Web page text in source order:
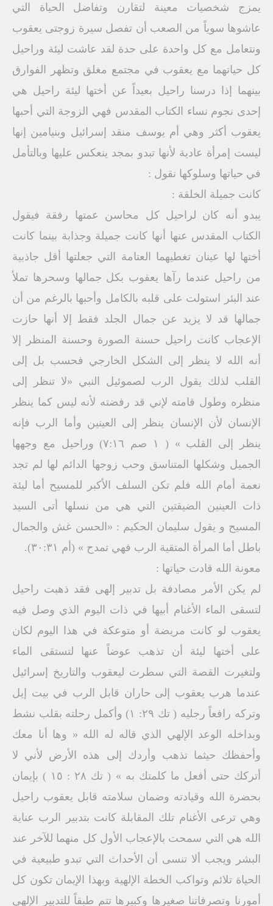
يمزج شخصيات معينة لتقارن وتفاضل الحياة التي
عاشوها سوياً من الصعب أن تفصل سيرة زوجتى يعقوب
ونتعامل مع كل واحدة على حدة لقد عاشت ليئة وراحيل
كل حياتهما مع يعقوب في مجتمع مغلق وتظهر الفوارق
بينهما إذا درسنا راحيل بعيداً عن أختها ليئة راحيل هي
إحدى نجوم نساء الكتاب المقدس فهي الزوجة التي أحبها
يعقوب أكثر وهي أم يوسف منقد إسرائيل وبنيامين إنها
ليست إمرأة عادية لأنها تبدو بمجد ينعكس عليها وبالتأمل
في حياتها وسلوكها نقول :
كانت جميلة الخلقة :
يبدو أنه كان لراحيل كل محاسن عمتها رفقة فيقول
الكتاب المقدس عنها أنها كانت جميلة وجذابة بينما كانت
أختها لها عينان تغطيهما العتامة التي جعلتها أقل جاذبية
من راحيل عندما رآها يعقوب بكل جمالها وسحرها تملأ
عند البئر استولت على قلبه بالكامل وأحبها بالرغم من أن
جمالها قد لا يزيد عن جمال الجلد فقط إلا أنها حازت
الإعجاب كانت راحيل حسنة الصورة وحسنة المنظر إلا
أنه الله لا ينظر إلى الشكل الخارجي فحسب بل إلى
القلب لذلك يقول الرب لصموئيل النبي «لا تنظر إلى
منظره وطول قامته لإني قد رفضته لأنه ليس كما ينظر
الإنسان لأن الإنسان ينظر إلى العينين وأما الرب فإنه
ينظر إلى القلب » ( ١ صم ٧:١٦) وراحيل مع وجهها
الجميل وشكلها المتناسق وحب زوجها الدائم لها لم تجد
نعمة أمام الله فلم تكن السلف الأكبر للمسيح أما ليئة
ذات العينين الضيقتين التي هي من نسلها أتى السيد
المسيح و يقول سليمان الحكيم : «الحسن غش والجمال
باطل أما المرأة المتقية الرب فهي تمدح » (أم ٣٠:٣١).
معونة الله قادت حياتها :
لم يكن الأمر مصادفة بل تدبير إلهى فقد ذهبت راحيل
لتسقى الماء الأغنام أبيها في ذات اليوم الذي وصل فيه
يعقوب لو كانت مريضة أو متوعكة في هذا اليوم لكان
على أختها ليئة أن تذهب عوضاً عنها لتستقى الماء
ولتغيرت القصة التي سطرت ليعقوب والتاريخ إسرائيل
عندما هرب يعقوب إلى حاران قابل الرب في بيت إيل
وتركه رافعاً رجليه ( تك ۲۹: ۱) وأكمل رحلته بقلب نشط
وبداخله الوعد الإلهي الذي قاله له الله « وها أنا معك
وأحفظك حيثما تذهب وأردك إلى هذه الأرض لأني لا
أتركك حتى أفعل ما كلمتك به » ( تك ۲۸ : ١٥ ) بإيمان
بحضرة الله وقيادته وضمان سلامته قابل يعقوب راحيل
وهي ترعى الأغنام تلك المقابلة كانت بتدبير الرب عناية
الله هي التي سمحت بالإعجاب الأول كل منهما للآخر عند
البشر ويجب ألا تنسى أن الأحداث التي تبدو طبيعية في
الحياة تلائم وتواكب الخطة الإلهية وبهذا الإيمان تكون كل
أمورنا وتصرفاتنا صغيرها وكبيرها تتم طبقاً للتدبير الإلهى